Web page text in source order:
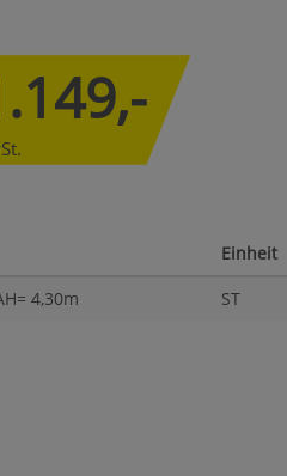
Einheit
4,30m ST